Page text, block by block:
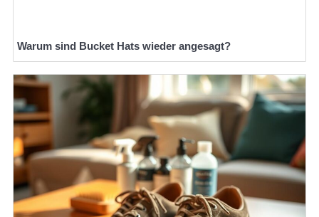
Warum sind Bucket Hats wieder angesagt?